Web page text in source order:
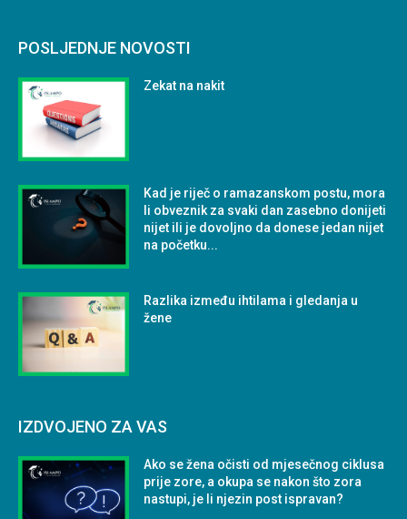
POSLJEDNJE NOVOSTI
Zekat na nakit
Kad je riječ o ramazanskom postu, mora
li obveznik za svaki dan zasebno donijeti
nijet ili je dovoljno da donese jedan nijet
na početku...
Razlika između ihtilama i gledanja u
žene
IZDVOJENO ZA VAS
Ako se žena očisti od mjesečnog ciklusa
prije zore, a okupa se nakon što zora
nastupi, je li njezin post ispravan?